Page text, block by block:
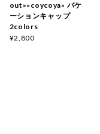
out»«coycoya» バケ
ーションキャップ
2colors
¥2,800